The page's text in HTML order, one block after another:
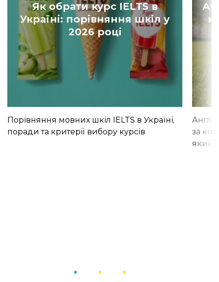
Як обрати курс IELTS в
Україні: порівняння шкіл у
2026 році
Порівняння мовних шкіл IELTS в Україні,
поради та критерії вибору курсів
за
який